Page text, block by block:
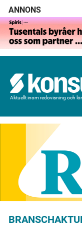
ANNONS
Aktuellt inom redovisning och